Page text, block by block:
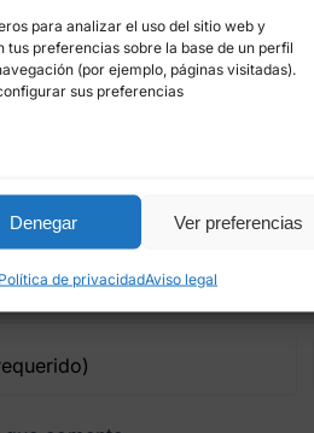
para analizar el uso del sitio web y
preferencias sobre la base de un perfil
(por ejemplo, páginas visitadas).
sus preferencias
Denegar Ver preferencias
de privacidadAviso legal